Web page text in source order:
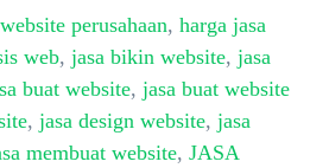
perusahaan, harga jasa
web, jasa bikin website, jasa
buat website, jasa buat website
, jasa design website, jasa
membuat website, JASA